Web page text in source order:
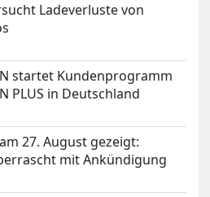
Ladeverluste von
startet Kundenprogramm
PLUS in Deutschland
27. August gezeigt:
mit Ankündigung